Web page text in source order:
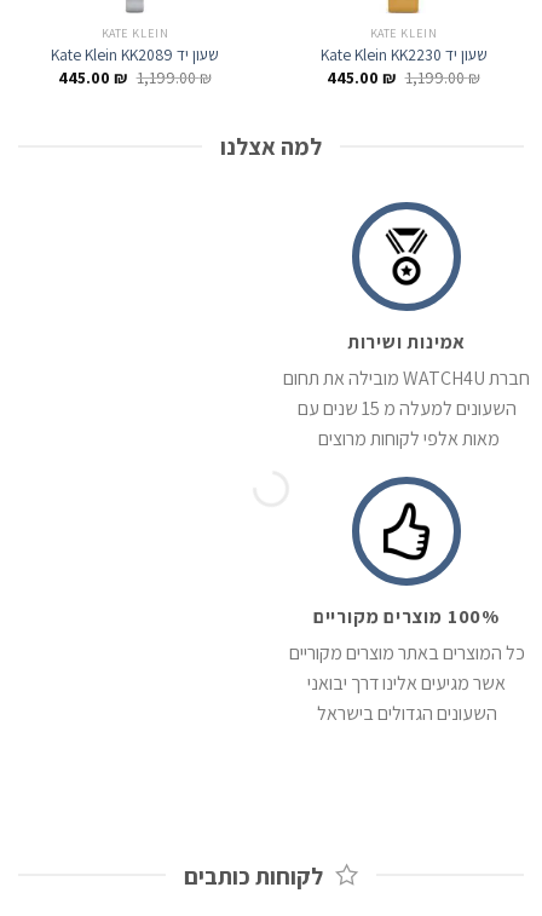
KATE KLEIN
שעון יד Kate Klein KK2230
1,199.00₪ המחיר
445.00₪ המחיר
KATE KLEIN
שעון יד Kate Klein KK2089
1,199.00₪ המחיר
445.00₪ המחיר
למה אצלנו
אמינות ושירות
חברת WATCH4U מובילה את תחום
השעונים למעלה מ 15 שנים עם
מאות אלפי לקוחות מרוצים
100% מוצרים מקוריים
כל המוצרים באתר מוצרים מקוריים
אשר מגיעים אלינו דרך יבואני
השעונים הגדולים בישראל
לקוחות כותבים